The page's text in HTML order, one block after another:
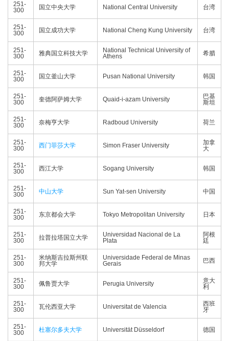
251-
300
国立中央大学 National Central University 台湾
251-
300
国立成功大学 National Cheng Kung University 台湾
251-
300
雅典国立科技大学
National Technical University of
Athens
希腊
251-
300
国立釜山大学 Pusan National University 韩国
251-
300
奎德阿萨姆大学 Quaid-i-azam University
巴基
斯坦
251-
300
奈梅亨大学 Radboud University 荷兰
251-
300
西门菲莎大学 Simon Fraser University
加拿
大
251-
300
西江大学 Sogang University 韩国
251-
300
中山大学 Sun Yat-sen University 中国
251-
300
东京都会大学 Tokyo Metropolitan University 日本
251-
300
拉普拉塔国立大学
Universidad Nacional de La
Plata
阿根
廷
251-
300
米纳斯吉拉斯州联
邦大学
Universidade Federal de Minas
Gerais
巴西
251-
300
佩鲁贾大学 Perugia University
意大
利
251-
300
瓦伦西亚大学 Universitat de Valencia
西班
牙
251-
300
杜塞尔多夫大学 Universität Düsseldorf 德国